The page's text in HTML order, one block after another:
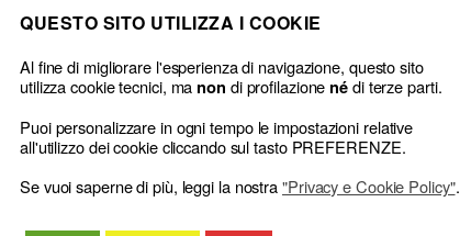
2026
QUESTO SITO UTILIZZA I COOKIE
Al fine di migliorare l'esperienza di navigazione, questo sito
utilizza cookie tecnici, ma non di profilazione nédi terze parti.
Puoi personalizzare in ogni tempo le impostazioni relative
all'utilizzo dei cookie cliccando sul tasto PREFERENZE.
Se vuoi saperne di più, leggi la nostra"Privacy e Cookie Policy".